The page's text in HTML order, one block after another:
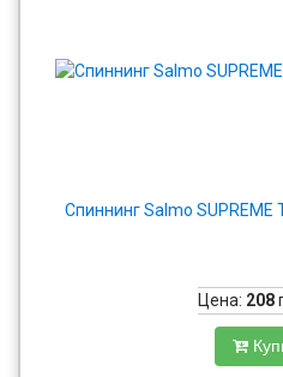
Спиннинг Salmo SUPREME
Цена: 208